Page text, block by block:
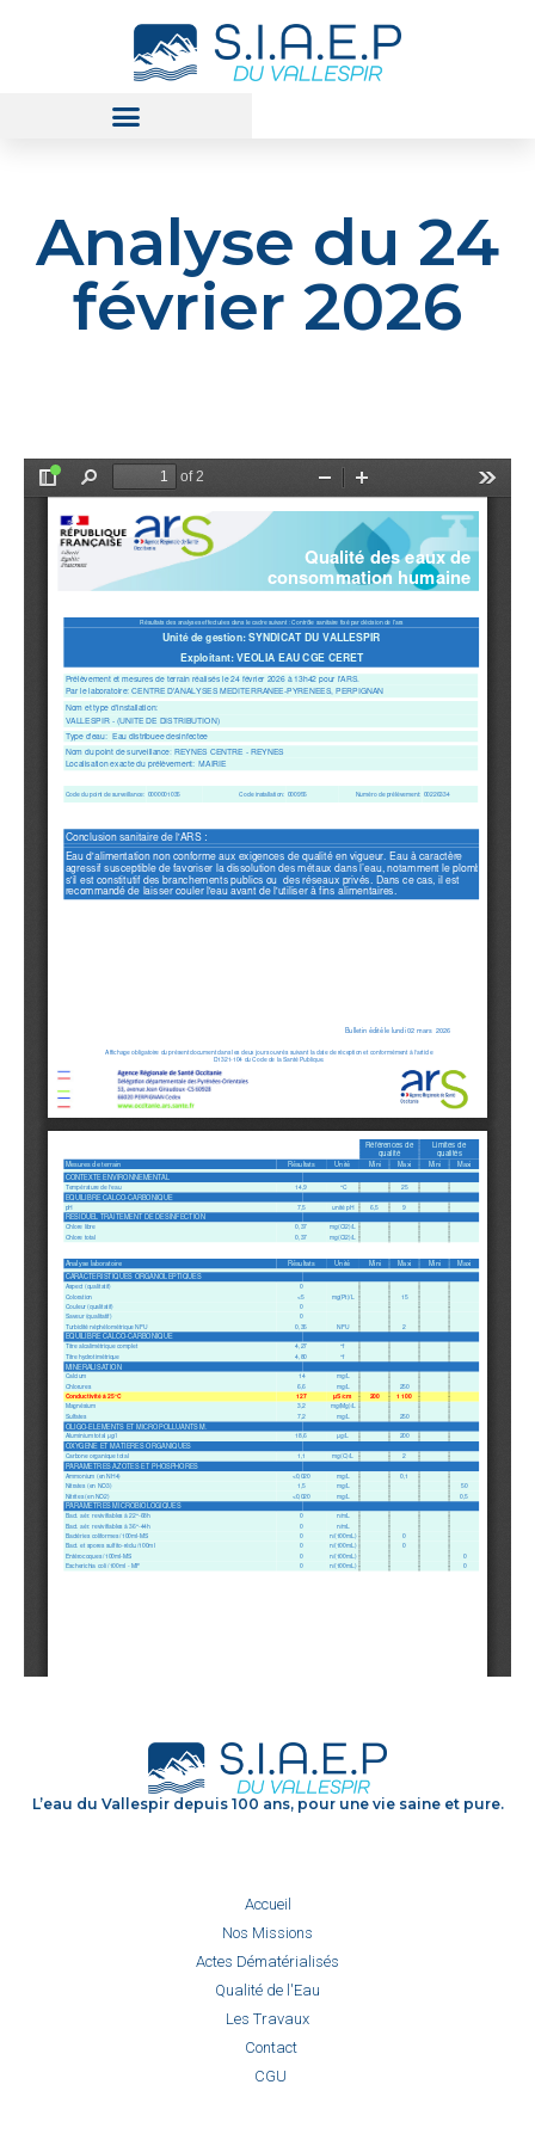
Analyse du 24
février 2026
L’eau du Vallespir depuis 100 ans, pour une vie saine et pure.
Accueil
Nos Missions
Actes Dématérialisés
Qualité de l'Eau
Les Travaux
Contact
CGU